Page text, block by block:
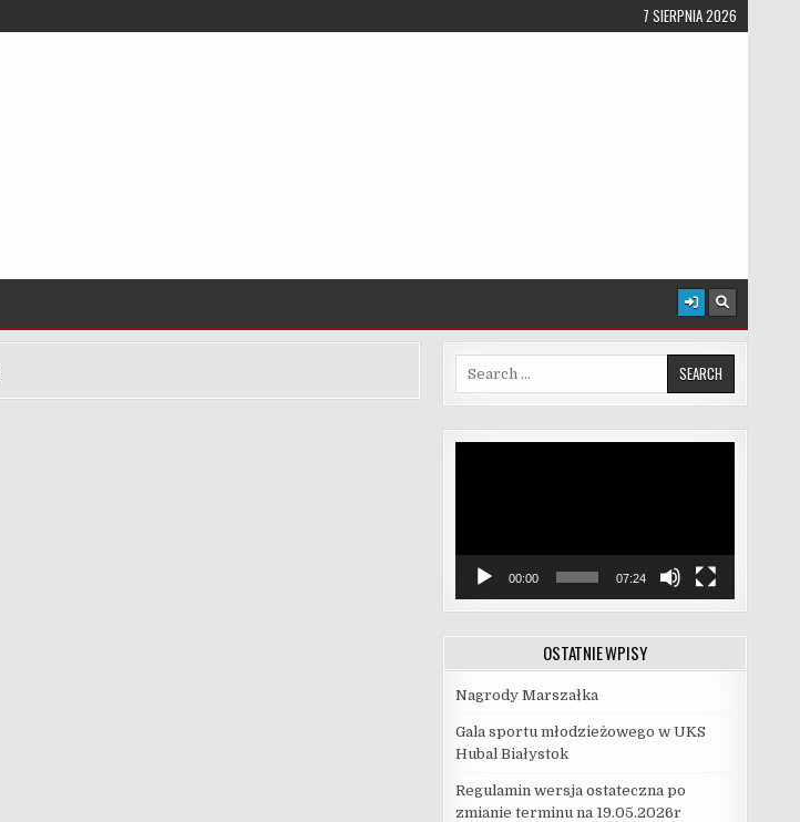
7 SIERPNIA 2026
Search for:
00:00 07:24
OSTATNIE WPISY
Nagrody Marszałka
Gala sportu młodzieżowego w UKS
Hubal Białystok
Regulamin wersja ostateczna po
zmianie terminu na 19.05.2026r